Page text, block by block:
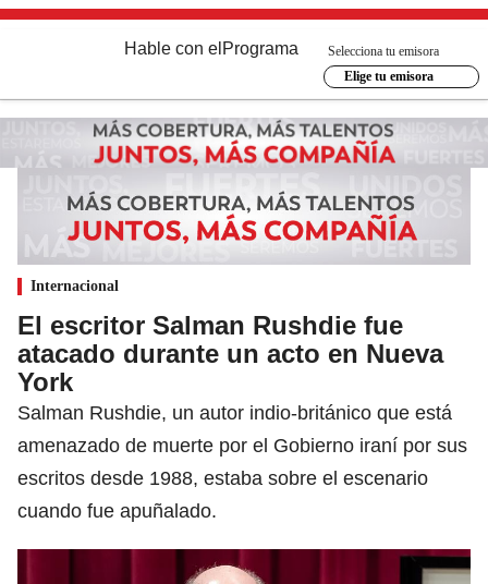
Hable con el Programa
Selecciona tu emisora
Elige tu emisora
Internacional
El escritor Salman Rushdie fue
atacado durante un acto en Nueva
York
Salman Rushdie, un autor indio-británico que está
amenazado de muerte por el Gobierno iraní por sus
escritos desde 1988, estaba sobre el escenario
cuando fue apuñalado.